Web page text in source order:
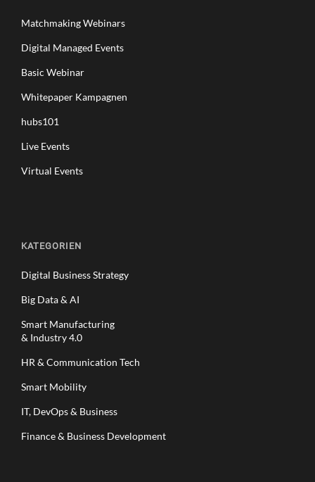
Matchmaking Webinars
Digital Managed Events
Basic Webinar
Whitepaper Kampagnen
hubs101
Live Events
Virtual Events
KATEGORIEN
Digital Business Strategy
Big Data & AI
Smart Manufacturing
& Industry 4.0
HR & Communication Tech
Smart Mobility
IT, DevOps & Business
Finance & Business Development